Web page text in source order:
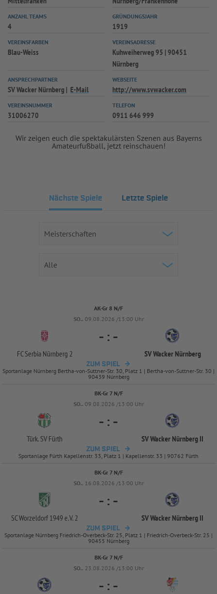
ANZAHL TEAMS
4
GRÜNDUNGSJAHR
1919
VEREINSFARBEN
Blau-Weiss
VEREINSADRESSE
Kuhweiherweg 95 | 90451
Nürnberg
ANSPRECHPARTNER
SV Wacker Nürnberg E-Mail
WEBSEITE
http://www.svwacker.com
VEREINSNUMMER
31006270
TELEFON
0911 646 999
Wir zeigen euch die spektakulärsten Szenen aus Bayerns
Amateurfußball, jetzt reinschauen!
Nächste Spiele Letzte Spiele
AK-Gr 8 N/F
SO.. 09.08.2026 /13:00 Uhr
FC Serbia Nürnberg 2
- : -
SV Wacker Nürnberg
ZUM SPIEL
Sportanlage Nürnberg Bertha-von-Suttner-Str. 30, Platz 1 | Bertha-von-Suttner-Str. 30 |
90439 Nürnberg
BK-Gr 7 N/F
SO.. 09.08.2026 /13:00 Uhr
Türk. SV Fürth
- : -
SV Wacker Nürnberg II
ZUM SPIEL
Sportanlage Fürth Kapellenstr. 33, Platz 1 | Kapellenstr. 33 | 90762 Fürth
BK-Gr 7 N/F
SO.. 16.08.2026 /13:00 Uhr
SC Worzeldorf 1949 e.V. 2
- : -
SV Wacker Nürnberg II
ZUM SPIEL
Sportanlage Nürnberg Friedrich-Overbeck-Str. 25, Platz 1 | Friedrich-Overbeck-Str. 25 |
90455 Nürnberg
BK-Gr 7 N/F
SO.. 23.08.2026 /13:00 Uhr
- : -